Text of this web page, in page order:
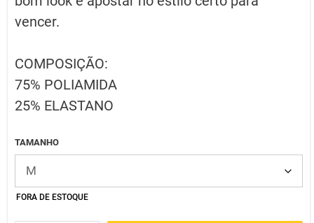
vencer.
COMPOSIÇÃO:
75% POLIAMIDA
25% ELASTANO
TAMANHO
FORA DE ESTOQUE